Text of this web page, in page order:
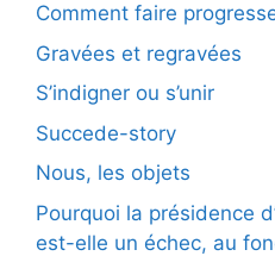
Comment faire
Gravées et regravées
S’indigner ou s’unir
Succede-story
Nous, les objets
Pourquoi la présidence
est-elle un échec, au